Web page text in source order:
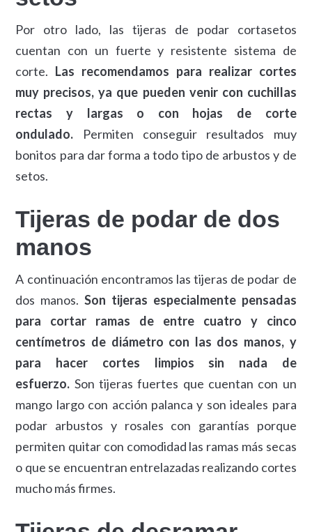
Por otro lado, las tijeras de podar cortasetos
cuentan con un fuerte y resistente sistema de
corte. Las recomendamos para realizar cortes
muy precisos, ya que pueden venir con cuchillas
rectas y largas o con hojas de corte
ondulado. Permiten conseguir resultados muy
bonitos para dar forma a todo tipo de arbustos y de
setos.
Tijeras de podar de dos
manos
A continuación encontramos las tijeras de podar de
dos manos.Son tijeras especialmente pensadas
para cortar ramas de entre cuatro y cinco
centímetros de diámetro con las dos manos, y
para hacer cortes limpios sin nada de
esfuerzo. Son tijeras fuertes que cuentan con un
mango largo con acción palanca y son ideales para
podar arbustos y rosales con garantías porque
permiten quitar con comodidad las ramas más secas
o que se encuentran entrelazadas realizando cortes
mucho más firmes.